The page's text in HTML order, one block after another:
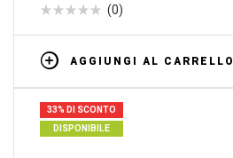
(0)
AGGIUNGI AL CARRELLO
33% DI SCONTO
DISPONIBILE